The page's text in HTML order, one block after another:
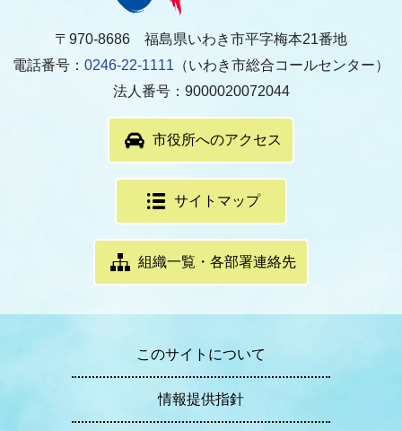
〒970-8686 福島県いわき市平字梅本21番地
電話番号： 0246-22-1111 （いわき市総合コールセンター）
法人番号：9000020072044
市役所へのアクセス
サイトマップ
組織一覧・各部署連絡先
このサイトについて
情報提供指針